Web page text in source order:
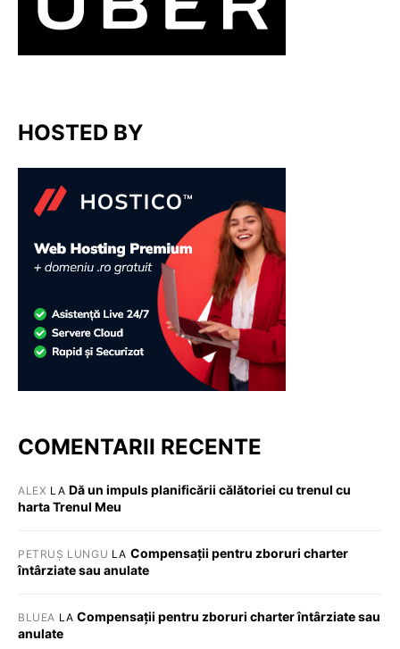
HOSTED BY
COMENTARII RECENTE
ALEX LA Dă un impuls planificării călătoriei cu trenul cu
harta Trenul Meu
PETRUȘ LUNGU LA Compensații pentru zboruri charter
întârziate sau anulate
BLUEA LACompensații pentru zboruri charter întârziate sau
anulate